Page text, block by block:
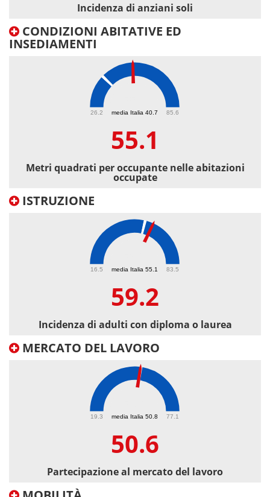
Incidenza di anziani soli
CONDIZIONI ABITATIVE ED
INSEDIAMENTI
media Italia 40.7
26.2 85.6
55.1
Metri quadrati per occupante nelle abitazioni
occupate
ISTRUZIONE
media Italia 55.1
16.5 83.5
59.2
Incidenza di adulti con diploma o laurea
MERCATO DEL LAVORO
media Italia 50.8
19.3 77.1
50.6
Partecipazione al mercato del lavoro